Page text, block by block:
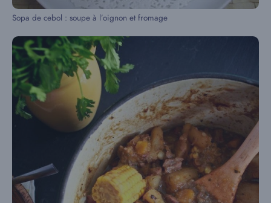
Sopa de cebol : soupe à l’oignon et fromage